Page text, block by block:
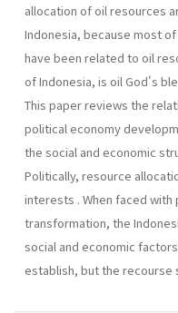
allocation of oil resources
Indonesia, because most
have been related to oil
of Indonesia, is oil God's
This paper reviews the
political economy
the social and economic
Politically, resource
interests . When faced with
transformation, the
social and economic
establish, but the